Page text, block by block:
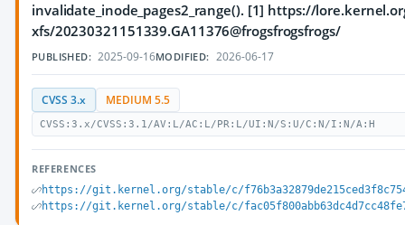
invalidate_inode_pages2_range(). [1] https://
xfs/20230321151339.GA11376@frogsfrogsfrogs/
PUBLISHED: 2025-09-16MODIFIED: 2026-06-17
CVSS 3.x MEDIUM 5.5
CVSS:3.x/CVSS:3.1/AV:L/AC:L/PR:L/UI:N/S:U/C:N/I:N/A:H
REFERENCES
https://git.kernel.org/stable/c/
https://git.kernel.org/stable/c/